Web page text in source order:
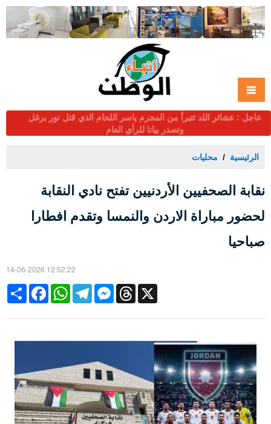
عاجل : القطامين والقضاة يبحثان مع قطاعات الملاحة واللوجستيات
والتخليص والتجارة تعزيز انسيابية البضائع عبر ميناء العقبة والمعابر
نقابة الصحفيين الأردنيين تفتح نادي النقابة
لحضور مباراة الاردن والنمسا وتقدم افطارا
Share
FacebookWhatsAppTelegramMessengerThreads X